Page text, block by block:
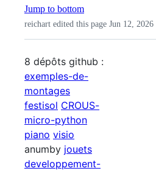
Jump to bottom
reichart edited this page Jun 12, 2026
8 dépôts github :
exemples-de-
montages
festisol CROUS-
micro-python
piano visio
anumby jouets
developpement-